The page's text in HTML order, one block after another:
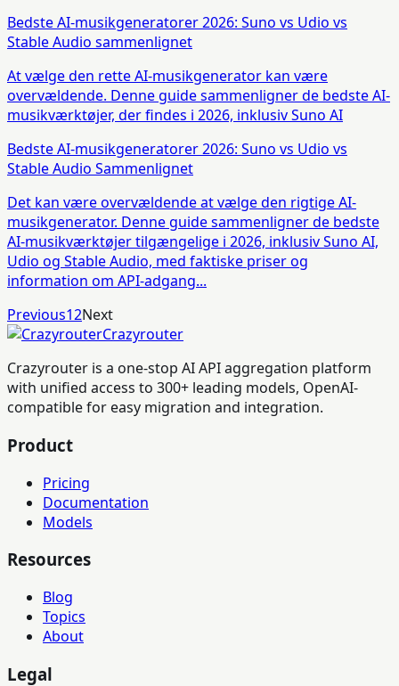
Bedste AI-musikgeneratorer 2026: Suno vs Udio vs
Stable Audio sammenlignet
At vælge den rette AI-musikgenerator kan være
overvældende. Denne guide sammenligner de bedste AI-
musikværktøjer, der findes i 2026, inklusiv Suno AI
Bedste AI-musikgeneratorer 2026: Suno vs Udio vs
Stable Audio Sammenlignet
Det kan være overvældende at vælge den rigtige AI-
musikgenerator. Denne guide sammenligner de bedste
AI-musikværktøjer tilgængelige i 2026, inklusiv Suno AI,
Udio og Stable Audio, med faktiske priser og
information om API-adgang...
Previous12Next
Crazyrouter
Crazyrouter is a one-stop AI API aggregation platform
with unified access to 300+ leading models, OpenAI-
compatible for easy migration and integration.
Product
Pricing
Documentation
Models
Resources
Blog
Topics
About
Legal